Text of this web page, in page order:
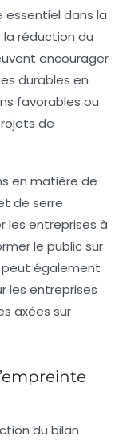
essentiel dans la
réduction du
encourager
durables en
favorables ou
de
en matière de
de serre
les entreprises à
le public sur
également
les entreprises
axées sur
du bilan